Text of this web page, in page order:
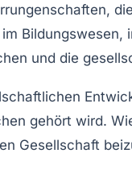
,
Bildungswesen,
und die
gehört wird.
Gesellschaft